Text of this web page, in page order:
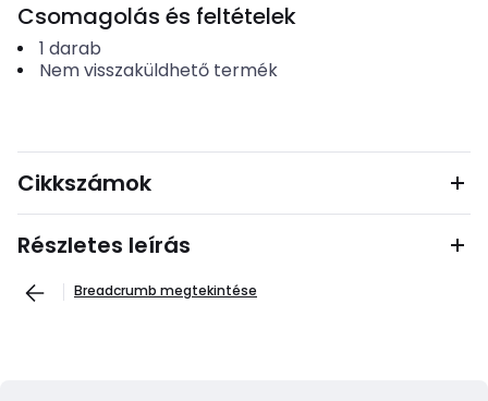
Csomagolás és feltételek
1 darab
Nem visszaküldhető termék
Cikkszámok
Részletes leírás
Breadcrumb megtekintése